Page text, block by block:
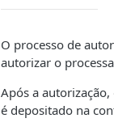
O processo de
autorizar o
Após a
é depositado na